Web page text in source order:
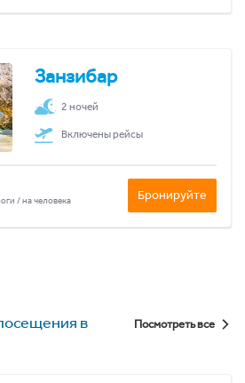
Занзибар
2 ночей
Включены рейсы
/ на человека Бронируйте
в
Посмотреть все